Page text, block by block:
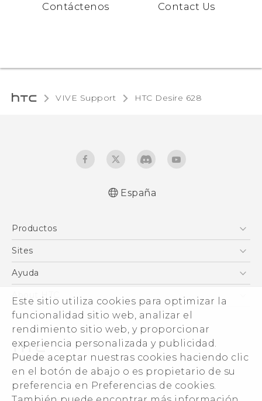
Este sitio utiliza cookies para optimizar la
funcionalidad sitio web, analizar el
rendimiento sitio web, y proporcionar
experiencia personalizada y publicidad.
Puede aceptar nuestras cookies haciendo clic
en el botón de abajo o es propietario de su
preferencia en Preferencias de cookies.
Contáctenos Contact Us
VIVE Support HTC Desire 628‎
seguridad
España
Productos
Smartphones
VIVE
Accesorios
Sites
HTC Vive
Inicio
Ayuda
eCommerce Support
About HTC
ESG
Información corporativa
Inversores (inglés)
Cookie Preferences
Trabaja con nosotros
© 2011-2026 HTC Corporation